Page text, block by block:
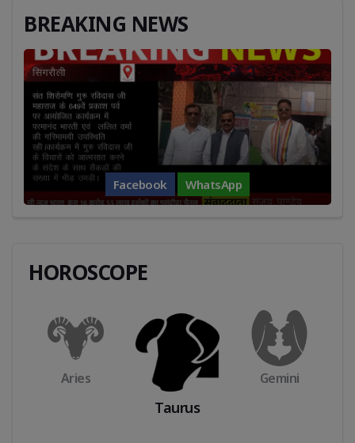
BREAKING NEWS
Facebook WhatsApp
HOROSCOPE
Taurus
Gemini
Cancer